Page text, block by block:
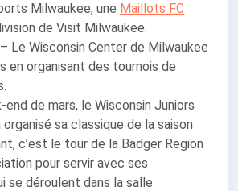
Milwaukee, une Maillots FC
de Visit Milwaukee.
Le Wisconsin Center de Milwaukee
en organisant des tournois de
de mars, le Wisconsin Juniors
sa classique de la saison
c’est le tour de la Badger Region
pour servir avec ses
se déroulent dans la salle